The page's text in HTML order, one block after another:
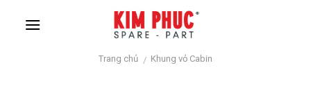
Trang chủ / Khung vỏ Cabin